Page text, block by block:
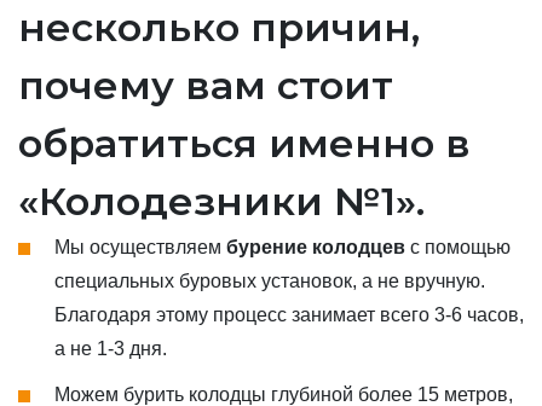
несколько причин,
почему вам стоит
обратиться именно в
«Колодезники №1».
Мы осуществляем бурение колодцев с помощью
специальных буровых установок, а не вручную.
Благодаря этому процесс занимает всего 3-6 часов,
а не 1-3 дня.
Можем бурить колодцы глубиной более 15 метров,